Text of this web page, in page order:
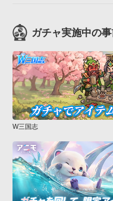
ガチャ実施中の
W三国志